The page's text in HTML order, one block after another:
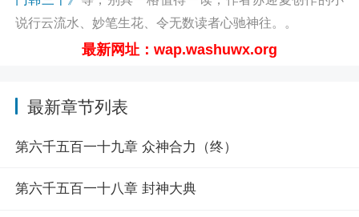
说行云流水、妙笔生花、令无数读者心驰神往。。
最新网址：wap.washuwx.org
最新章节列表
第六千五百一十九章 众神合力（终）
第六千五百一十八章 封神大典